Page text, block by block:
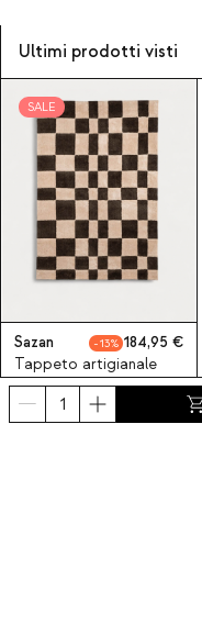
Ultimi prodotti visti
SALE
Sazan 13
184,95
Tappeto artigianale
233x163 cm in
poliestere Sazan